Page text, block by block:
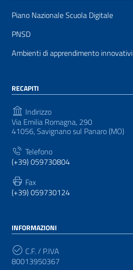
Piano Nazionale Scuola Digitale
PNSD
Ambienti di apprendimento innovativi
RECAPITI
Indirizzo
Via Emilia Romagna, 290
41056, Savignano sul Panaro (MO)
Telefono
(+39) 059730804
Fax
(+39) 059730124
INFORMAZIONI
C.F. / P.IVA
80013950367